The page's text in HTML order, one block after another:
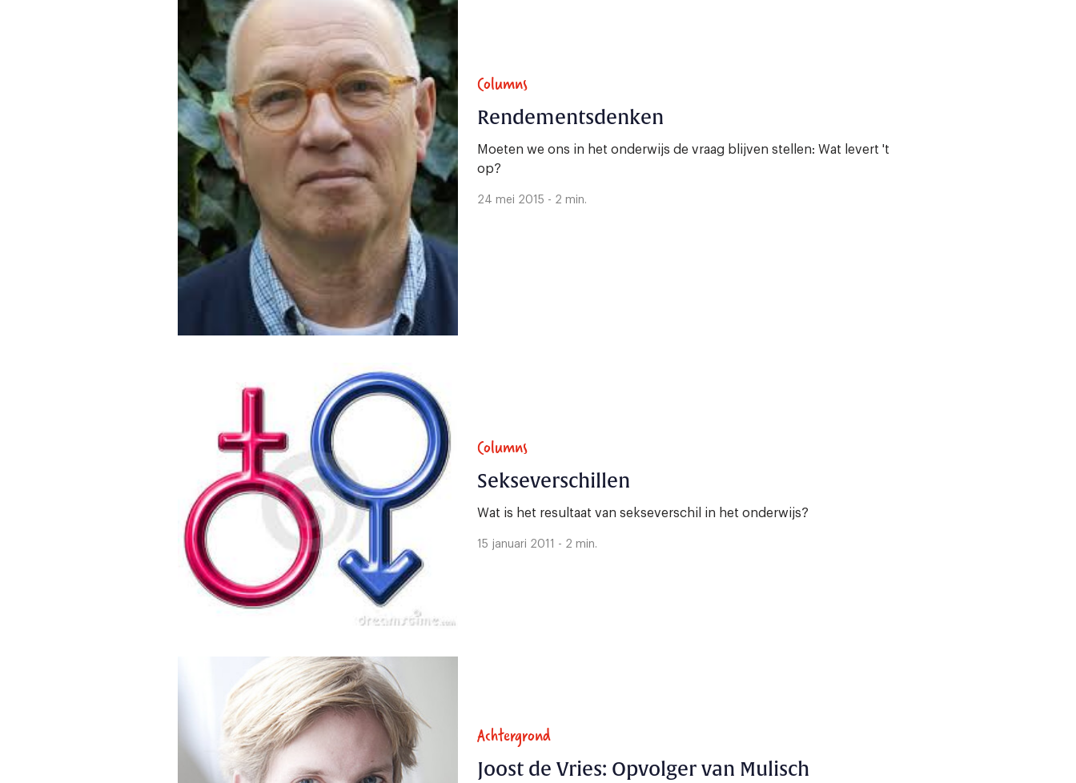
Columns
Rendementsdenken
Moeten we ons in het onderwijs de vraag blijven stellen: Wat levert 't
op?
24 mei 2015 - 2 min.
Columns
Sekseverschillen
Wat is het resultaat van sekseverschil in het onderwijs?
15 januari 2011 - 2 min.
Achtergrond
Joost de Vries: Opvolger van Mulisch